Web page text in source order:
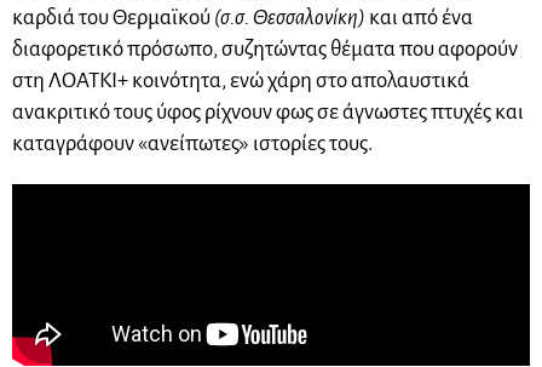
καρδιά του Θερμαϊκού (σ.σ. Θεσσαλονίκη) και από ένα
διαφορετικό πρόσωπο, συζητώντας θέματα που αφορούν
στη ΛΟΑΤΚΙ+ κοινότητα, ενώ χάρη στο απολαυστικά
ανακριτικό τους ύφος ρίχνουν φως σε άγνωστες πτυχές και
καταγράφουν «ανείπωτες» ιστορίες τους.